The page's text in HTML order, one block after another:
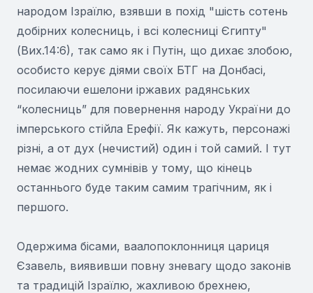
народом Ізраїлю, взявши в похід "шість сотень
добірних колесниць, і всі колесниці Єгипту"
(Вих.14:6), так само як і Путін, що дихає злобою,
особисто керує діями своїх БТГ на Донбасі,
посилаючи ешелони іржавих радянських
“колесниць” для повернення народу України до
імперського стійла Ерефії. Як кажуть, персонажі
різні, а от дух (нечистий) один і той самий. І тут
немає жодних сумнівів у тому, що кінець
останнього буде таким самим трагічним, як і
першого.
Одержима бісами, ваалопоклонниця цариця
Єзавель, виявивши повну зневагу щодо законів
та традицій Ізраїлю, жахливою брехнею,